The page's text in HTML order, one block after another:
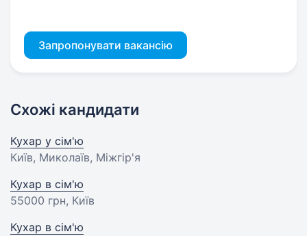
Запропонувати вакансію
Схожі кандидати
Кухар у сім'ю
Київ, Миколаїв, Міжгір'я
Кухар в сім'ю
55000 грн, Київ
Кухар в сім'ю